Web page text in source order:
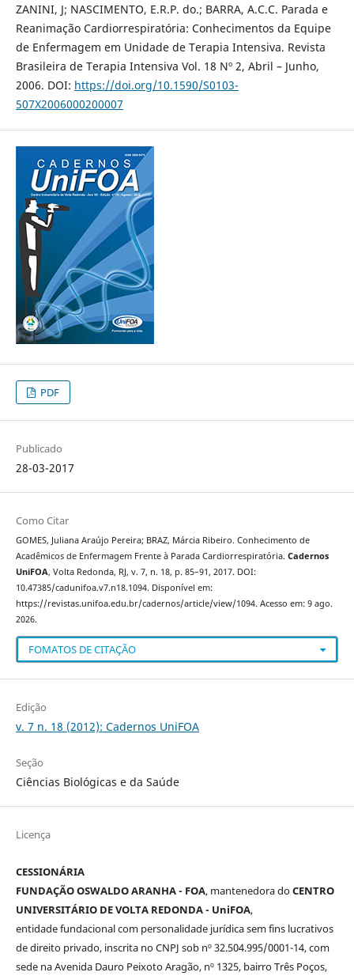
ZANINI, J; NASCIMENTO, E.R.P. do.; BARRA, A.C.C. Parada e
Reanimação Cardiorrespiratória: Conhecimentos da Equipe
de Enfermagem em Unidade de Terapia Intensiva. Revista
Brasileira de Terapia Intensiva Vol. 18 Nº 2, Abril – Junho,
2006. DOI: https://doi.org/10.1590/S0103-
507X2006000200007
PDF
Publicado
28-03-2017
Como Citar
GOMES, Juliana Araújo Pereira; BRAZ, Márcia Ribeiro. Conhecimento de
Acadêmicos de Enfermagem Frente à Parada Cardiorrespiratória. Cadernos
UniFOA, Volta Redonda, RJ, v. 7, n. 18, p. 85–91, 2017. DOI:
10.47385/cadunifoa.v7.n18.1094. Disponível em:
https://revistas.unifoa.edu.br/cadernos/article/view/1094. Acesso em: 9 ago.
2026.
FOMATOS DE CITAÇÃO
Edição
v. 7 n. 18 (2012): Cadernos UniFOA
Seção
Ciências Biológicas e da Saúde
Licença
CESSIONÁRIA
FUNDAÇÃO OSWALDO ARANHA - FOA, mantenedora doCENTRO
UNIVERSITÁRIO DE VOLTA REDONDA - UniFOA,
entidade fundacional com personalidade jurídica sem fins lucrativos
de direito privado, inscrita no CNPJ sob nº 32.504.995/0001-14, com
sede na Avenida Dauro Peixoto Aragão, nº 1325, bairro Três Poços,